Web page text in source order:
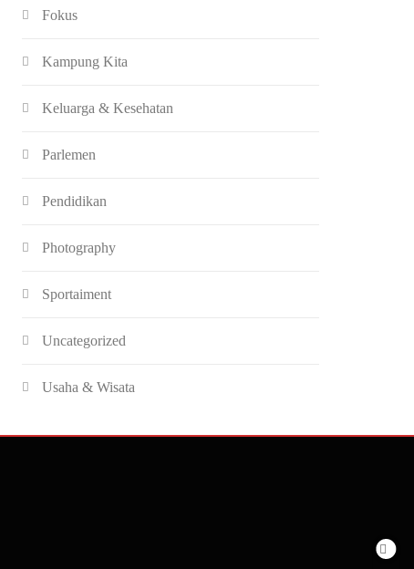
Fokus
Kampung Kita
Keluarga & Kesehatan
Parlemen
Pendidikan
Photography
Sportaiment
Uncategorized
Usaha & Wisata